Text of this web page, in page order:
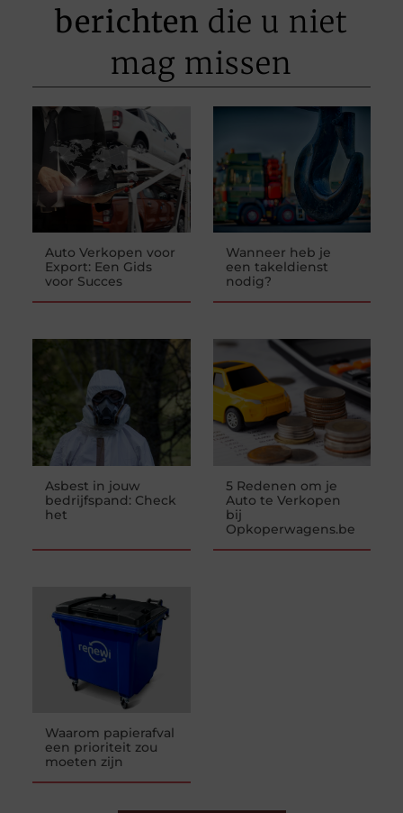
berichten die u niet
mag missen
Auto Verkopen voor
Export: Een Gids
voor Succes
Wanneer heb je
een takeldienst
nodig?
Asbest in jouw
bedrijfspand: Check
het
5 Redenen om je
Auto te Verkopen
bij
Opkoperwagens.be
Waarom papierafval
een prioriteit zou
moeten zijn